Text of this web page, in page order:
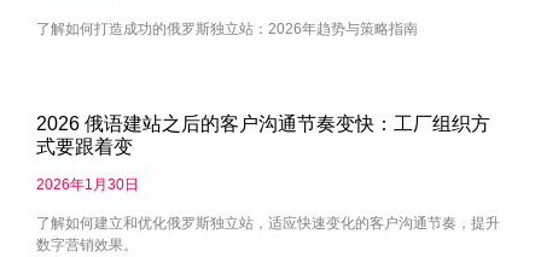
了解如何打造成功的俄罗斯独立站：2026年趋势与策略指南
2026 俄语建站之后的客户沟通节奏变快：工厂组织方
式要跟着变
2026年1月30日
了解如何建立和优化俄罗斯独立站，适应快速变化的客户沟通节奏，提升
数字营销效果。